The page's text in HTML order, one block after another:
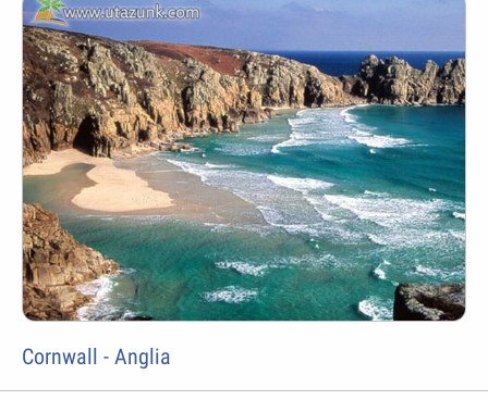
Cornwall - Anglia